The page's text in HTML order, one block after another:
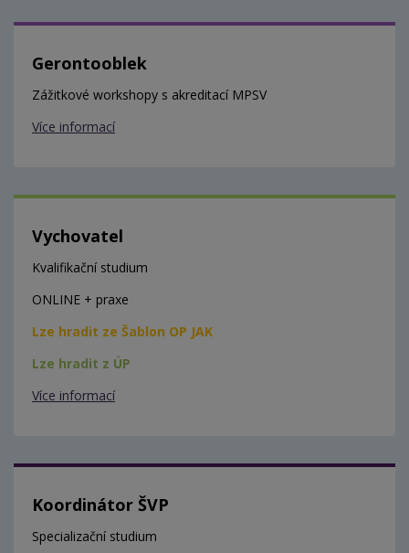
Gerontooblek
Zážitkové workshopy s akreditací MPSV
Více informací
Vychovatel
Kvalifikační studium
ONLINE + praxe
Lze hradit ze Šablon OP JAK
Lze hradit z ÚP
Více informací
Koordinátor ŠVP
Specializační studium